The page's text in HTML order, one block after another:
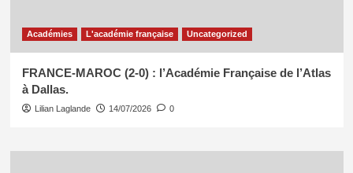
Académies L'académie française Uncategorized
FRANCE-MAROC (2-0) : l’Académie Française de l’Atlas
à Dallas.
Lilian Laglande 14/07/2026 0